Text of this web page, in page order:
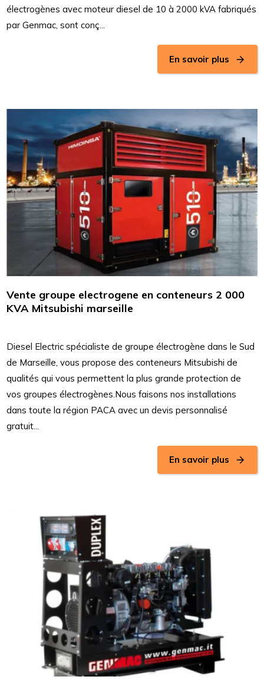
électrogènes avec moteur diesel de 10 à 2000 kVA fabriqués
par Genmac, sont conç...
En savoir plus
Vente groupe electrogene en conteneurs 2 000
KVA Mitsubishi marseille
Diesel Electric spécialiste de groupe électrogène dans le Sud
de Marseille, vous propose des conteneurs Mitsubishi de
qualités qui vous permettent la plus grande protection de
vos groupes électrogènes.Nous faisons nos installations
dans toute la région PACA avec un devis personnalisé
gratuit...
En savoir plus